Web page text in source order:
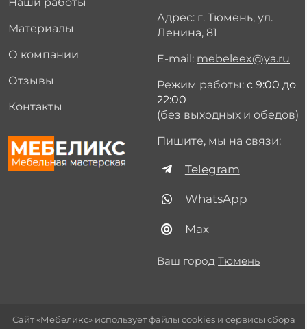
Материалы
О компании
Отзывы
Контакты
Адрес: г. Тюмень, ул.
Ленина, 81
E-mail: mebeleex@ya.ru
Режим работы: с 9:00 до
22:00
(без выходных и обедов)
Пишите, мы на связи:
Telegram
WhatsApp
Max
Ваш город Тюмень
Сайт «Мебеликс» использует файлы cookies и сервисы сбора